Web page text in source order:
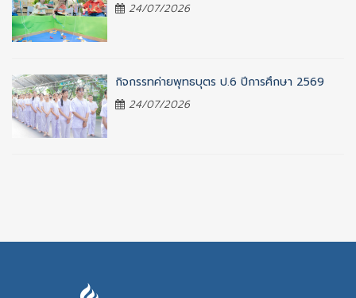
24/07/2026
กิจกรรทค่ายพุทธบุตร ป.6 ปีการศึกษา 2569
24/07/2026